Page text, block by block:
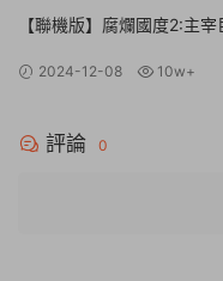
【聯機版】腐爛國度2:主
2024-12-08 10w+
評論 0